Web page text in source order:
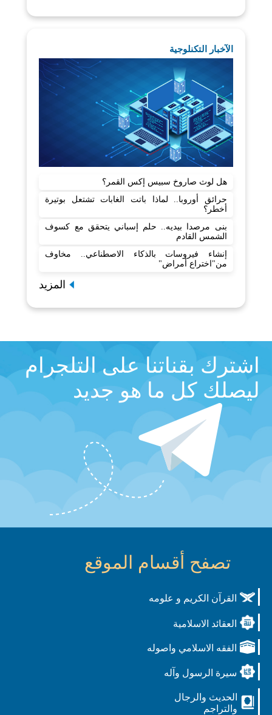
الآخبار التكنلوجية
هل لوث صاروخ سبيس إكس القمر؟
حرائق أوروبا.. لماذا باتت الغابات تشتعل بوتيرة
أخطر؟
بنى مرصدا بيديه.. حلم إسباني يتحقق مع كسوف
الشمس القادم
إنشاء فيروسات بالذكاء الاصطناعي.. مخاوف
من"اختراع أمراض"
المزيد
اشترك بقناتنا على التلجرام
ليصلك كل ما هو جديد
تصفح أقسام الموقع
القرآن الكريم و علومه
العقائد الاسلامية
الفقه الاسلامي واصوله
سيرة الرسول وآله
الحديث والرجال
والتراجم